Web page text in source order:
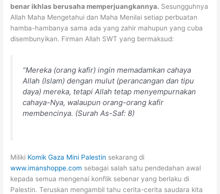
benar ikhlas berusaha memperjuangkannya. Sesungguhnya
Allah Maha Mengetahui dan Maha Menilai setiap perbuatan
hamba-hambanya sama ada yang zahir mahupun yang cuba
disembunyikan. Firman Allah SWT yang bermaksud:
“Mereka (orang kafir) ingin memadamkan cahaya
Allah (Islam) dengan mulut (perancangan dan tipu
daya) mereka, tetapi Allah tetap menyempurnakan
cahaya-Nya, walaupun orang-orang kafir
membencinya. (Surah As-Saf: 8)
Miliki Komik Gaza Mini Palestin sekarang di
www.imanshoppe.com sebagai salah satu pendedahan awal
kepada semua mengenai konflik sebenar yang berlaku di
Palestin. Teruskan mengambil tahu cerita-cerita saudara kita